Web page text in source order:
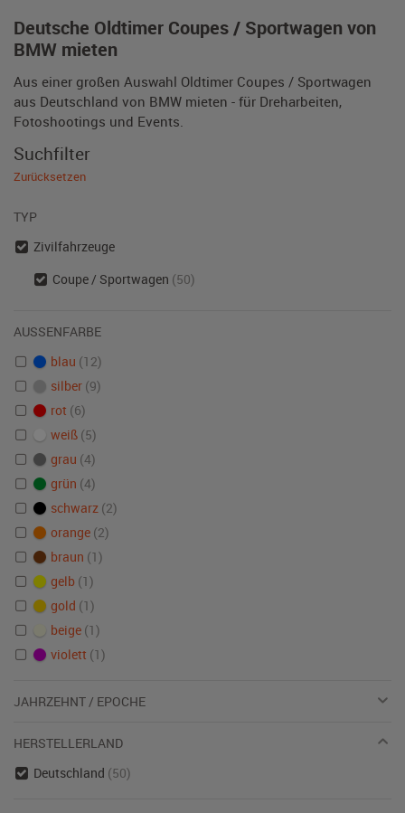
Deutsche Oldtimer Coupes / Sportwagen von
BMW mieten
Aus einer großen Auswahl Oldtimer Coupes / Sportwagen
aus Deutschland von BMW mieten - für Dreharbeiten,
Fotoshootings und Events.
Suchfilter
Zurücksetzen
TYP
Zivilfahrzeuge
Coupe / Sportwagen (50)
AUSSENFARBE
blau (12)
silber (9)
rot (6)
weiß (5)
grau (4)
grün (4)
schwarz (2)
orange (2)
braun (1)
gelb (1)
gold (1)
beige (1)
violett (1)
JAHRZEHNT / EPOCHE
HERSTELLERLAND
Deutschland (50)